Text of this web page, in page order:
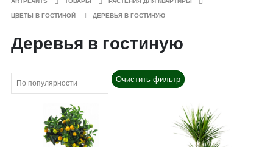
ЦВЕТЫ В ГОСТИНОЙ ДЕРЕВЬЯ В ГОСТИНУЮ
Деревья в гостиную
Очистить фильтр